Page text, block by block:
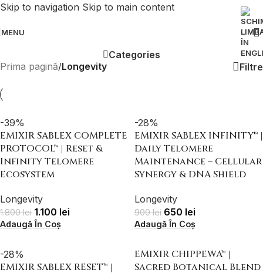
Skip to navigation Skip to main content
MENU
Categories
Prima pagină/Longevity Filtre
-39%
EMIXIR SABLEX COMPLETE
PROTOCOL™ | Reset &
Infinity Telomere
Ecosystem
Longevity
1.800lei 1.100 lei
Adaugă În Coș
-28%
EMIXIR SABLEX INFINITY™ |
Daily Telomere
Maintenance – Cellular
Synergy & DNA Shield
Longevity
900lei 650 lei
Adaugă În Coș
-28%
EMIXIR SABLEX RESET™ |
EMIXIR CHIPPEWA™ |
Sacred Botanical Blend